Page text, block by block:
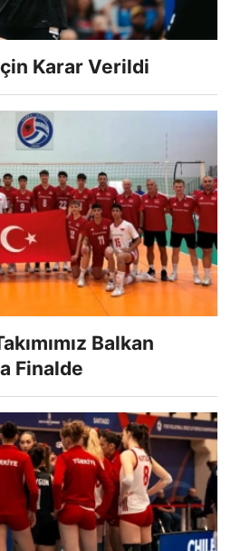
Karar Verildi
Balkan
Finalde